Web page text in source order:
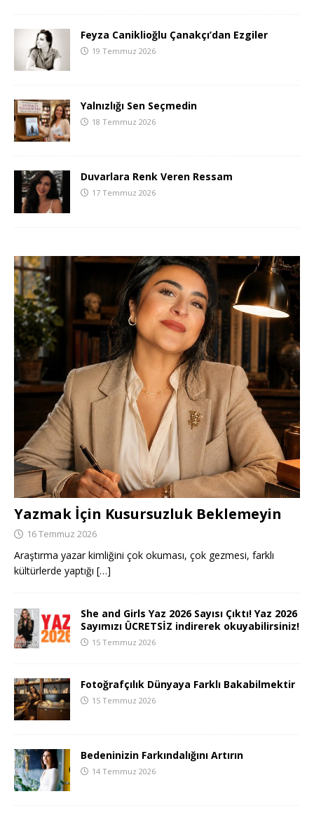
Feyza Caniklioğlu Çanakçı’dan Ezgiler
19 Temmuz 2026
Yalnızlığı Sen Seçmedin
18 Temmuz 2026
Duvarlara Renk Veren Ressam
17 Temmuz 2026
Yazmak İçin Kusursuzluk Beklemeyin
16 Temmuz 2026
Araştırma yazar kimliğini çok okuması, çok gezmesi, farklı
kültürlerde yaptığı […]
She and Girls Yaz 2026 Sayısı Çıktı! Yaz 2026
Sayımızı ÜCRETSİZ indirerek okuyabilirsiniz!
15 Temmuz 2026
Fotoğrafçılık Dünyaya Farklı Bakabilmektir
15 Temmuz 2026
Bedeninizin Farkındalığını Artırın
14 Temmuz 2026